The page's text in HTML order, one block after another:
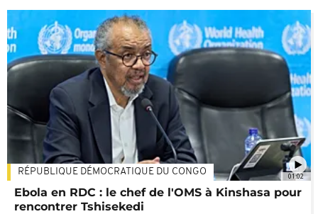
01:02
RÉPUBLIQUE DÉMOCRATIQUE DU CONGO
Ebola en RDC : le chef de l'OMS à Kinshasa pour
rencontrer Tshisekedi